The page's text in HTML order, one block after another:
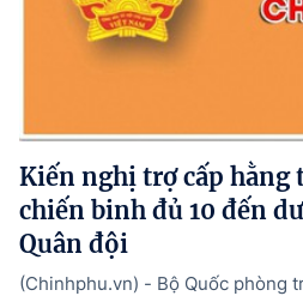
Kiến nghị trợ cấp hằng
chiến binh đủ 10 đến
Quân đội
(Chinhphu.vn) - Bộ Quốc phòng